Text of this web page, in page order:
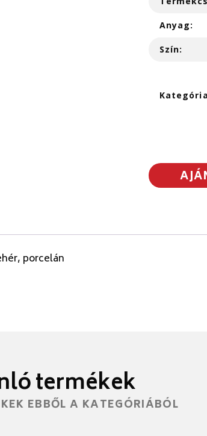
Anyag:
Szín:
porcelán
termékek
EBBŐL A KATEGÓRIÁBÓL